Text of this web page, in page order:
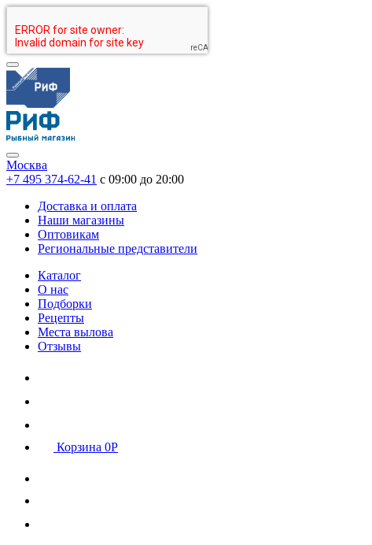
Москва
+7 495 374-62-41 c 09:00 до 20:00
Доставка и оплата
Наши магазины
Оптовикам
Региональные представители
Каталог
О нас
Подборки
Рецепты
Места вылова
Отзывы
Корзина 0Р